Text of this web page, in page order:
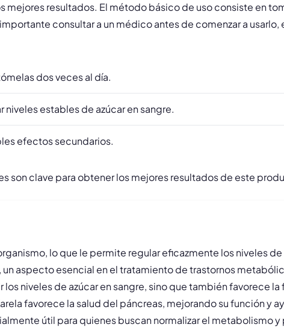
mejores resultados. El método básico de uso consiste en
consultar a un médico antes de comenzar a
dos veces al día.
estables de azúcar en sangre.
efectos secundarios.
son clave para obtener los mejores resultados de este
lo que le permite regular eficazmente los niveles
aspecto esencial en el tratamiento de trastornos
niveles de azúcar en sangre, sino que también favorece
favorece la salud del páncreas, mejorando su función y
útil para quienes buscan normalizar el metabolismo y